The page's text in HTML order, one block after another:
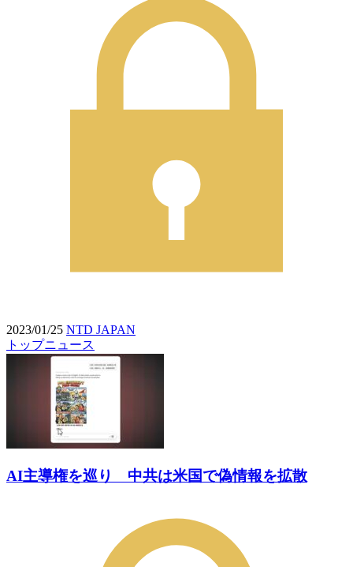
2023/01/25 NTD JAPAN
トップニュース
AI主導権を巡り 中共は米国で偽情報を拡散